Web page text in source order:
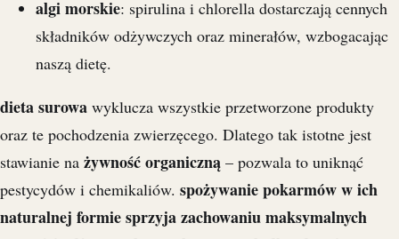
algi morskie: spirulina i chlorella dostarczają cennych
składników odżywczych oraz minerałów, wzbogacając
naszą dietę.
dieta surowa wyklucza wszystkie przetworzone produkty
oraz te pochodzenia zwierzęcego. Dlatego tak istotne jest
stawianie na żywność organiczną – pozwala to uniknąć
pestycydów i chemikaliów. spożywanie pokarmów w ich
naturalnej formie sprzyja zachowaniu maksymalnych